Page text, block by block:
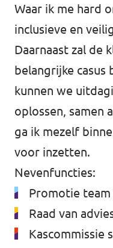
Waar ik me hard
inclusieve en
Daarnaast zal de
belangrijke casus
kunnen we
oplossen, samen
ga ik mezelf
voor inzetten.
Nevenfuncties:
Promotie team
Raad van
Kascommissie